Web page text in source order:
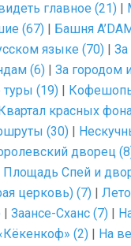
главное (21) |
(67) | Башня
языке (70) | За
(6) | За городом
(19) |
красных
(30) |
дворец
Площадь Спей и
церковь) (7) |
| Заансе-Сханс (7) |
(2) | На